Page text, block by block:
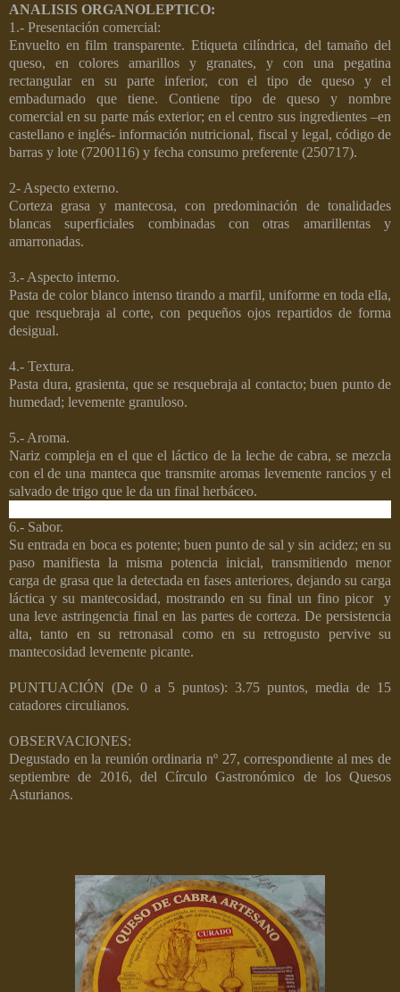
ANALISIS ORGANOLEPTICO:
1.- Presentación comercial:
Envuelto en film transparente. Etiqueta cilíndrica, del tamaño del
queso, en colores amarillos y granates, y con una pegatina
rectangular en su parte inferior, con el tipo de queso y el
embadurnado que tiene. Contiene tipo de queso y nombre
comercial en su parte más exterior; en el centro sus ingredientes –en
castellano e inglés- información nutricional, fiscal y legal, código de
barras y lote (7200116) y fecha consumo preferente (250717).
2- Aspecto externo.
Corteza grasa y mantecosa, con predominación de tonalidades
blancas superficiales combinadas con otras amarillentas y
amarronadas.
3.- Aspecto interno.
Pasta de color blanco intenso tirando a marfil, uniforme en toda ella,
que resquebraja al corte, con pequeños ojos repartidos de forma
desigual.
4.- Textura.
Pasta dura, grasienta, que se resquebraja al contacto; buen punto de
humedad; levemente granuloso.
5.- Aroma.
Nariz compleja en el que el láctico de la leche de cabra, se mezcla
con el de una manteca que transmite aromas levemente rancios y el
salvado de trigo que le da un final herbáceo.
6.- Sabor.
Su entrada en boca es potente; buen punto de sal y sin acidez; en su
paso manifiesta la misma potencia inicial, transmitiendo menor
carga de grasa que la detectada en fases anteriores, dejando su carga
láctica y su mantecosidad, mostrando en su final un fino picor y
una leve astringencia final en las partes de corteza. De persistencia
alta, tanto en su retronasal como en su retrogusto pervive su
mantecosidad levemente picante.
PUNTUACIÓN (De 0 a 5 puntos): 3.75 puntos, media de 15
catadores circulianos.
OBSERVACIONES:
Degustado en la reunión ordinaria nº 27, correspondiente al mes de
septiembre de 2016, del Círculo Gastronómico de los Quesos
Asturianos.